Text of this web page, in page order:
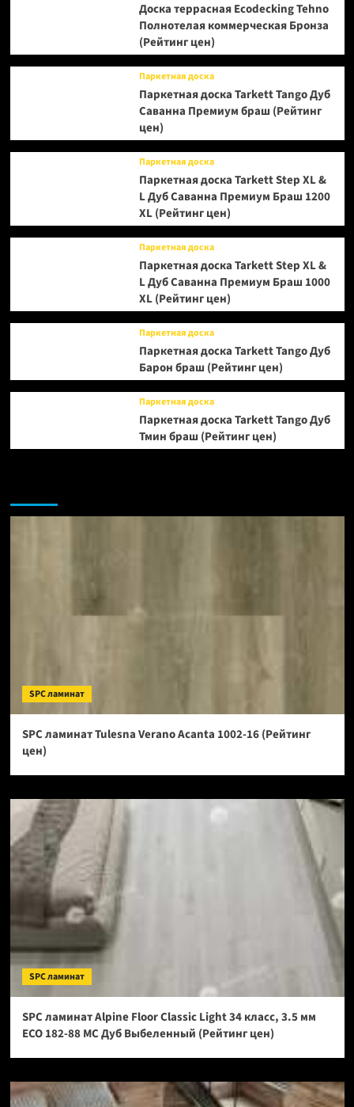
Доска террасная Ecodecking Tehno
Полнотелая коммерческая Бронза
(Рейтинг цен)
Паркетная доска
Паркетная доска Tarkett Tango Дуб
Саванна Премиум браш (Рейтинг
цен)
Паркетная доска
Паркетная доска Tarkett Step XL &
L Дуб Саванна Премиум Браш 1200
XL (Рейтинг цен)
Паркетная доска
Паркетная доска Tarkett Step XL &
L Дуб Саванна Премиум Браш 1000
XL (Рейтинг цен)
Паркетная доска
Паркетная доска Tarkett Tango Дуб
Барон браш (Рейтинг цен)
Паркетная доска
Паркетная доска Tarkett Tango Дуб
Тмин браш (Рейтинг цен)
SPC ламинат
SPC ламинат Tulesna Verano Acanta 1002-16 (Рейтинг
цен)
SPC ламинат
SPC ламинат Alpine Floor Classic Light 34 класс, 3.5 мм
ECO 182-88 МС Дуб Выбеленный (Рейтинг цен)